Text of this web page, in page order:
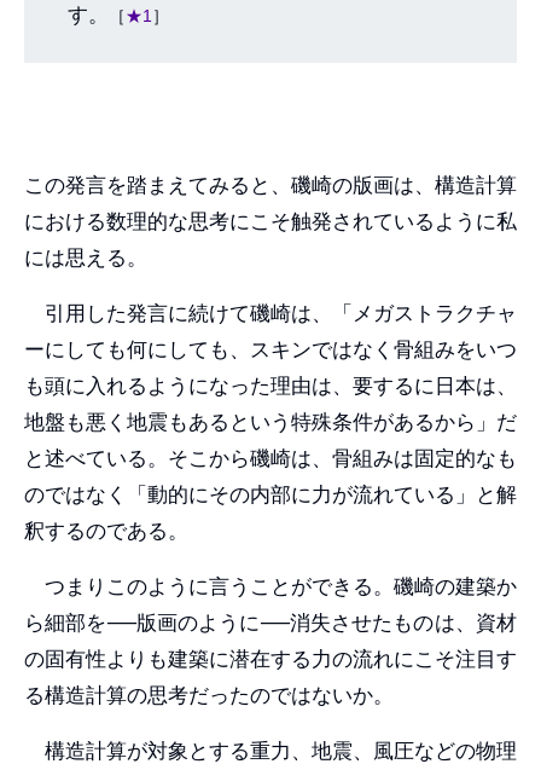
す。
［ ★1 ］
この発言を踏まえてみると、磯崎の版画は、構造計算
における数理的な思考にこそ触発されているように私
には思える。
引用した発言に続けて磯崎は、「メガストラクチャ
ーにしても何にしても、スキンではなく骨組みをいつ
も頭に入れるようになった理由は、要するに日本は、
地盤も悪く地震もあるという特殊条件があるから」だ
と述べている。そこから磯崎は、骨組みは固定的なも
のではなく「動的にその内部に力が流れている」と解
釈するのである。
つまりこのように言うことができる。磯崎の建築か
ら細部を──版画のように──消失させたものは、資材
の固有性よりも建築に潜在する力の流れにこそ注目す
る構造計算の思考だったのではないか。
構造計算が対象とする重力、地震、風圧などの物理